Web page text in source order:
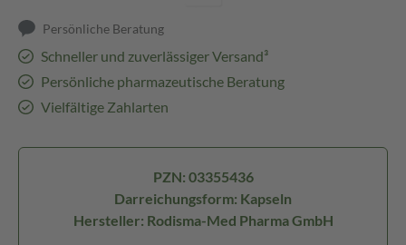
Persönliche Beratung
Schneller und zuverlässiger Versand³
Persönliche pharmazeutische Beratung
Vielfältige Zahlarten
PZN: 03355436
Darreichungsform: Kapseln
Hersteller: Rodisma-Med Pharma GmbH